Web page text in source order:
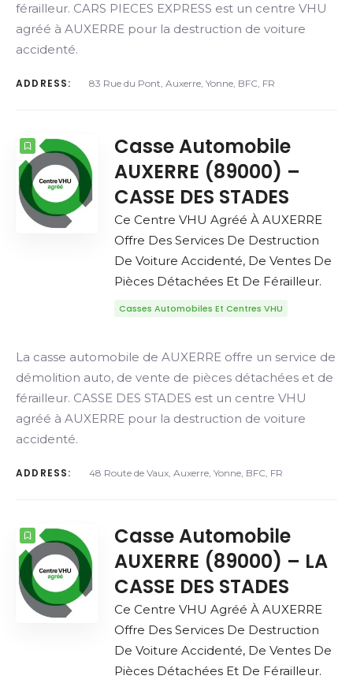
férailleur. CARS PIECES EXPRESS est un centre VHU
agréé à AUXERRE pour la destruction de voiture
accidenté.
ADDRESS: 83 Rue du Pont, Auxerre, Yonne, BFC, FR
Casse Automobile
AUXERRE (89000) –
CASSE DES STADES
Ce Centre VHU Agréé À AUXERRE
Offre Des Services De Destruction
De Voiture Accidenté, De Ventes De
Pièces Détachées Et De Férailleur.
Casses Automobiles Et Centres VHU
La casse automobile de AUXERRE offre un service de
démolition auto, de vente de pièces détachées et de
férailleur. CASSE DES STADES est un centre VHU
agréé à AUXERRE pour la destruction de voiture
accidenté.
ADDRESS: 48 Route de Vaux, Auxerre, Yonne, BFC, FR
Casse Automobile
AUXERRE (89000) – LA
CASSE DES STADES
Ce Centre VHU Agréé À AUXERRE
Offre Des Services De Destruction
De Voiture Accidenté, De Ventes De
Pièces Détachées Et De Férailleur.